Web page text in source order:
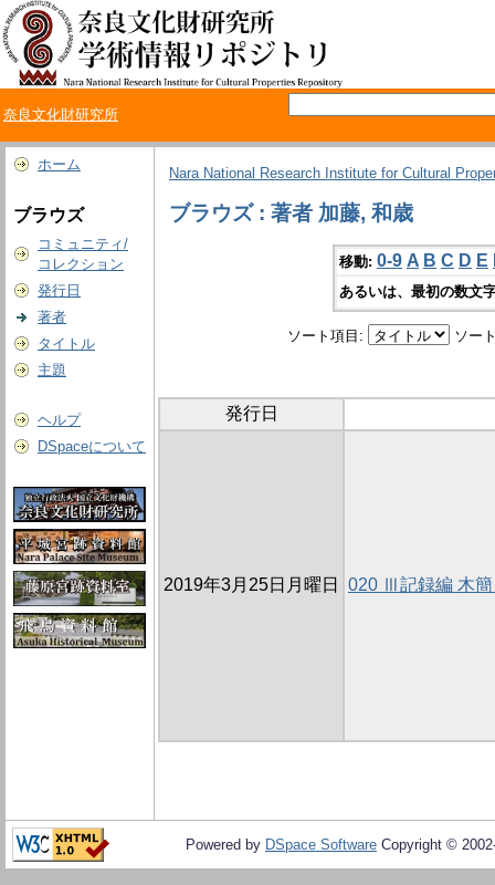
奈良文化財研究所
ホーム
ブラウズ
コミュニティ/
コレクション
発行日
著者
タイトル
主題
ヘルプ
DSpaceについて
Nara National Research Institute for Cultural
ブラウズ : 著者 加藤, 和歳
移動: 0-9 A B C D E
あるいは、最初の数文
ソート項目: ソー
発行日
2019年3月25日月曜日 020 Ⅲ記録編 木簡
Powered by DSpace Software Copyright ©